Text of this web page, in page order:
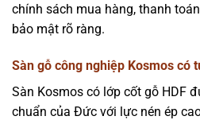
chính sách mua hàng, thanh
bảo mật rõ ràng.
Sàn gỗ công nghiệp Kosmos có
Sàn Kosmos có lớp cốt gỗ HDF
chuẩn của Đức với lực nén ép